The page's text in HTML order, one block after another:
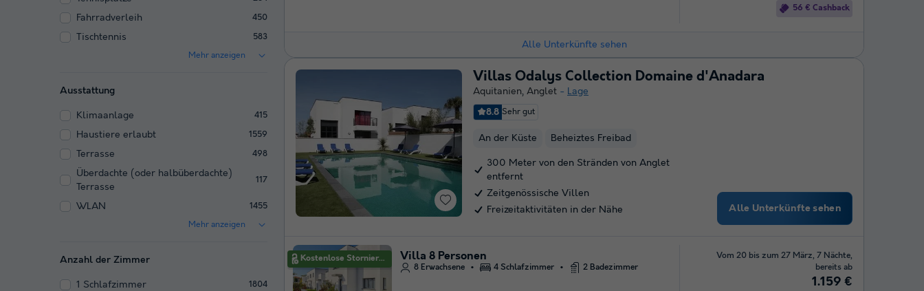
Fahrradverleih 450
Tischtennis 583
Mehr anzeigen
Ausstattung
Klimaanlage 415
Haustiere erlaubt 1559
Terrasse 498
Überdachte (oder halbüberdachte)
Terrasse
117
WLAN 1455
Mehr anzeigen
Anzahl der Zimmer
1 Schlafzimmer 1804
Alle Unterkünfte sehen
56 € Cashback
Villas Odalys Collection Domaine d'Anadara
Aquitanien, Anglet
Lage
8.8 Sehr gut
An der Küste Beheiztes Freibad
300 Meter von den Stränden von Anglet
entfernt
Zeitgenössische Villen
Freizeitaktivitäten in der Nähe
Alle Unterkünfte sehen
Kostenlose Stornierung Villa 8 Personen
8 Erwachsene 4 Schlafzimmer 2 Badezimmer
Vom 20 bis zum 27 März, 7 Nächte,
bereits ab
1.159 €